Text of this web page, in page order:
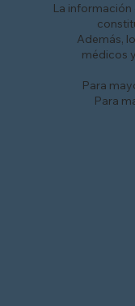
La
Además,
médicos
Para
Para